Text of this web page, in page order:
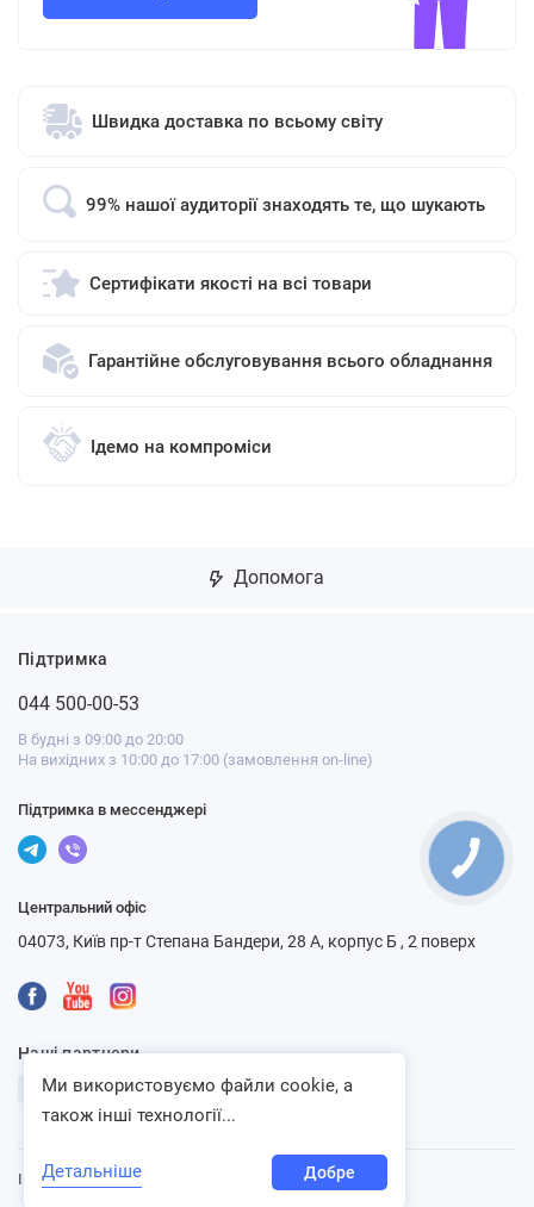
Швидка доставка по всьому світу
99% нашої аудиторії знаходять те, що шукають
Сертифікати якості на всі товари
Гарантійне обслуговування всього обладнання
Ідемо на компроміси
Допомога
Підтримка
044 500-00-53
В будні з 09:00 до 20:00
На вихідних з 10:00 до 17:00 (замовлення on-line)
Підтримка в мессенджері
Центральний офіс
04073, Київ пр-т Степана Бандери, 28 А, корпус Б , 2 поверх
Наші партнери
Інтернет-магазин «Ventbazar», 2013 - 2026
Ми використовуємо файли cookie, а
також інші технології...
Детальніше Добре